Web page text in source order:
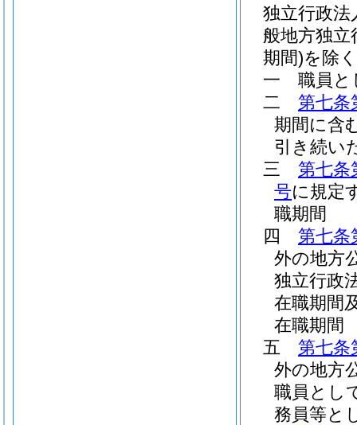
独立行政法
般地方独
期間)を除
一
職員と
二
第七条
期間に含
引き続い
三
第七条
号に規定
職期間
四
第七条
外の地方
独立行政
在職期間
在職期間
五
第七条
外の地方
職員とし
務員等と